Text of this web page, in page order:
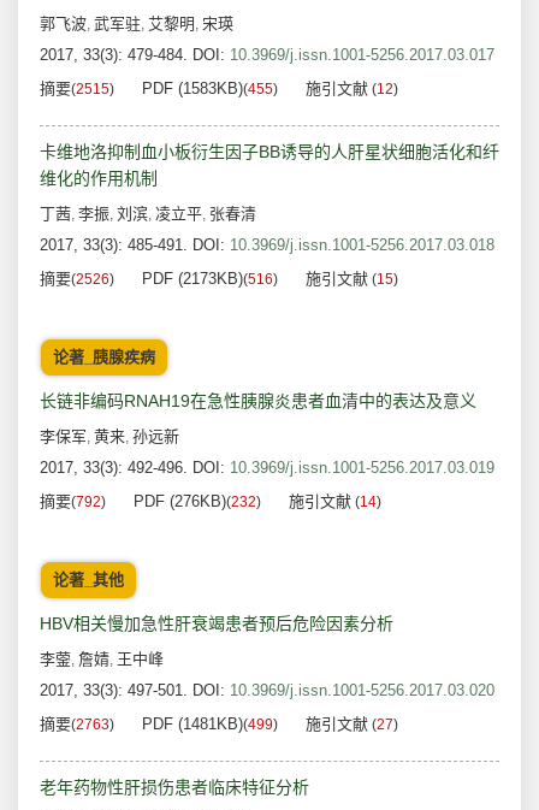
郭飞波, 武军驻, 艾黎明 , 宋瑛
2017, 33(3): 479-484. DOI: 10.3969/j.issn.1001-5256.2017.03.017
摘要(2515) PDF (1583KB)(455) 施引文献 (12)
卡维地洛抑制血小板衍生因子BB诱导的人肝星状细胞活化和纤
维化的作用机制
丁茜, 李振, 刘滨, 凌立平, 张春清
2017, 33(3): 485-491. DOI: 10.3969/j.issn.1001-5256.2017.03.018
摘要(2526) PDF (2173KB)(516) 施引文献 (15)
论著_胰腺疾病
长链非编码RNAH19在急性胰腺炎患者血清中的表达及意义
李保军, 黄来, 孙远新
2017, 33(3): 492-496. DOI: 10.3969/j.issn.1001-5256.2017.03.019
摘要(792) PDF (276KB)(232) 施引文献 (14)
论著_其他
HBV相关慢加急性肝衰竭患者预后危险因素分析
李蓥, 詹婧, 王中峰
2017, 33(3): 497-501. DOI: 10.3969/j.issn.1001-5256.2017.03.020
摘要(2763) PDF (1481KB)(499) 施引文献 (27)
老年药物性肝损伤患者临床特征分析